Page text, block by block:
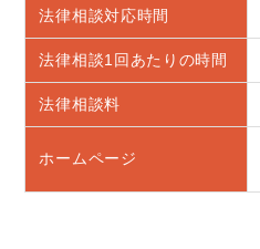
法律相談対応時間
法律相談1回あたりの時間
法律相談料
ホームページ